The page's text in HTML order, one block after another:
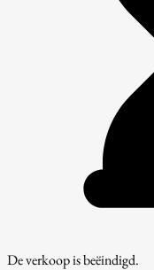
De verkoop is beëindigd.